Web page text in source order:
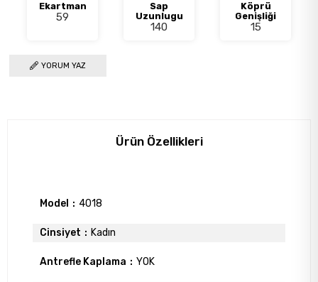
Ekartman
59
Sap
Uzunlugu
140
Köprü
Genişliği
15
YORUM YAZ
Ürün Özellikleri
Model 4018
Cinsiyet Kadın
Antrefle Kaplama YOK